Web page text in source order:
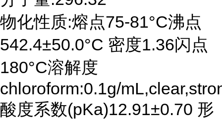
物化性质:熔点75-81°C沸点
542.4±50.0°C 密度1.36闪点
180°C溶解度
chloroform:0.1g/
酸度系数(pKa)12.91±0.70 形